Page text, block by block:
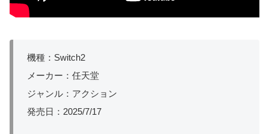
機種：Switch2
メーカー：任天堂
ジャンル：アクション
発売日：2025/7/17